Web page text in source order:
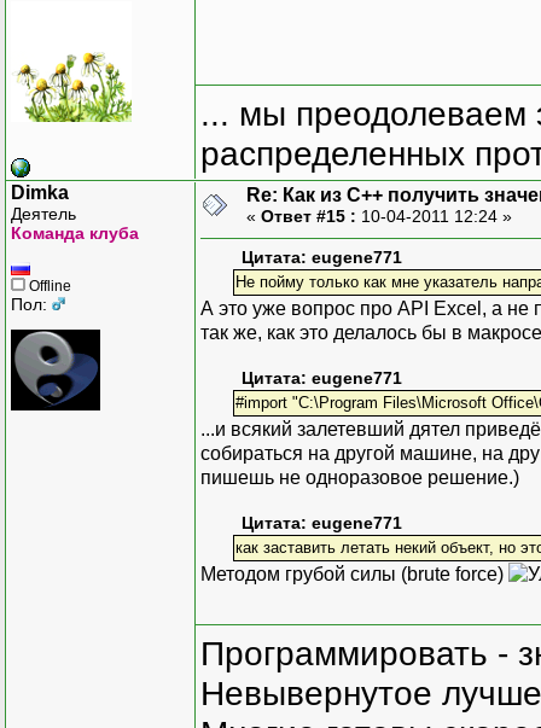
//Initialise the COM
CoInitialize(NULL);
//Define a pointer to
Excel::_ApplicationPtr
//Start one instance of
//Make the Excel
xl->Visible = true;
//Add a (new) workbook
xl->Workbooks-
//Get a pointer to the
//Set the name of the
pSheet->Name = "Chart
//Get a pointer to the
Excel::RangePtr pRange
//Define the number of
//Set the lower and
double x_low = 0.0,
//Calculate the size of
double h = (x_high -
//Create two columns of
//We put labels at the
pRange->Item[1][1] =
//Now we fill in the
... мы преодолеваем
распределенных
Dimka
Деятель
Команда клуба
Offline
Пол:
Re: Как из С++ получить
« Ответ #15 : 10-04-2011 12:24 »
Цитата: eugene771
Не пойму только как мне указатель
А это уже вопрос про API Excel, а не
так же, как это делалось бы в
Цитата: eugene771
#import "C:\Program Files\Microsoft
...и всякий залетевший дятел
собираться на другой машине, на
пишешь не одноразовое решение.)
Цитата: eugene771
как заставить летать некий объект, но
Методом грубой силы (brute force)
Программировать -
Невывернутое